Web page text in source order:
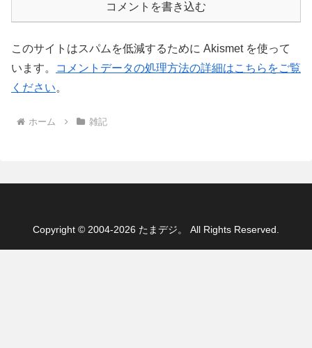
コメントを書き込む
このサイトはスパムを低減するために Akismet を使って
います。
コメントデータの処理方法の詳細はこちらをご覧
ください。
ホーム 雑記
Copyright © 2004-2026 たまデジ。 All Rights Reserved.